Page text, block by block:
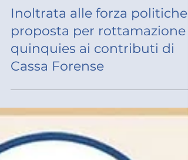
16 feb
COMUNICATI
Inoltrata alle forza politiche
proposta per rottamazione
quinquies ai contributi di
Cassa Forense